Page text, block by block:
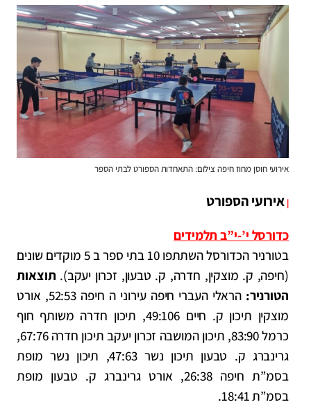
אירועי חוסן מחוז חיפה צילום: התאחדות הספורט לבתי הספר
| אירועי הספורט
כדורסל י’-י”ב תלמידים
בטורניר הכדורסל השתתפו 10 בתי ספר ב 5 מוקדים שונים
(חיפה, ק. מוצקין, חדרה, ק. טבעון, זכרון יעקב). תוצאות
הטורניר:
הראלי העברי חיפה עירוני ה חיפה 52:53, אורט
מוצקין תיכון ק. חיים 49:106, תיכון חדרה משותף חוף
כרמל 83:90, תיכון המושבה זכרון יעקב תיכון חדרה 67:76,
גרינברג ק. טבעון תיכון נשר 47:63, תיכון נשר מופת
בסמ”ת חיפה 26:38, אורט גרינברג ק. טבעון מופת
בסמ”ת 18:41.